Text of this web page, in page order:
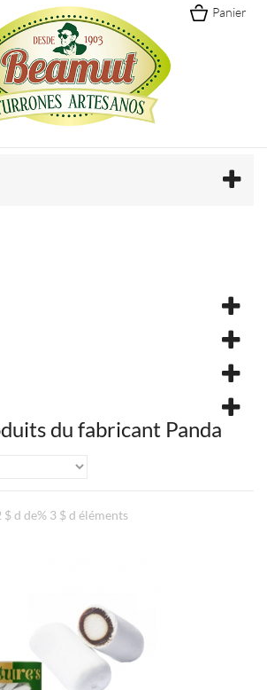
Panier
du fabricant Panda
d de% 3 $ d éléments